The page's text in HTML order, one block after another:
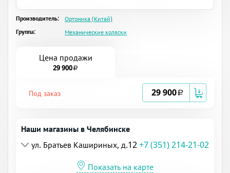
Производитель:
Ортоника (Китай)
Группа:
Механические коляски
Цена продажи
29 900 a
Под заказ 29 900a
Наши магазины в Челябинске
ул. Братьев Кашириных, д.12+7 (351) 214-21-02
Показать на карте